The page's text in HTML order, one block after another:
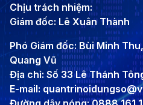
Chịu trách nhiệm:
Giám đốc: Lê Xuân Thành
Phó Giám đốc: Bùi Minh
Quang Vũ
Địa chỉ: Số 33 Lê Thánh
E-mail: